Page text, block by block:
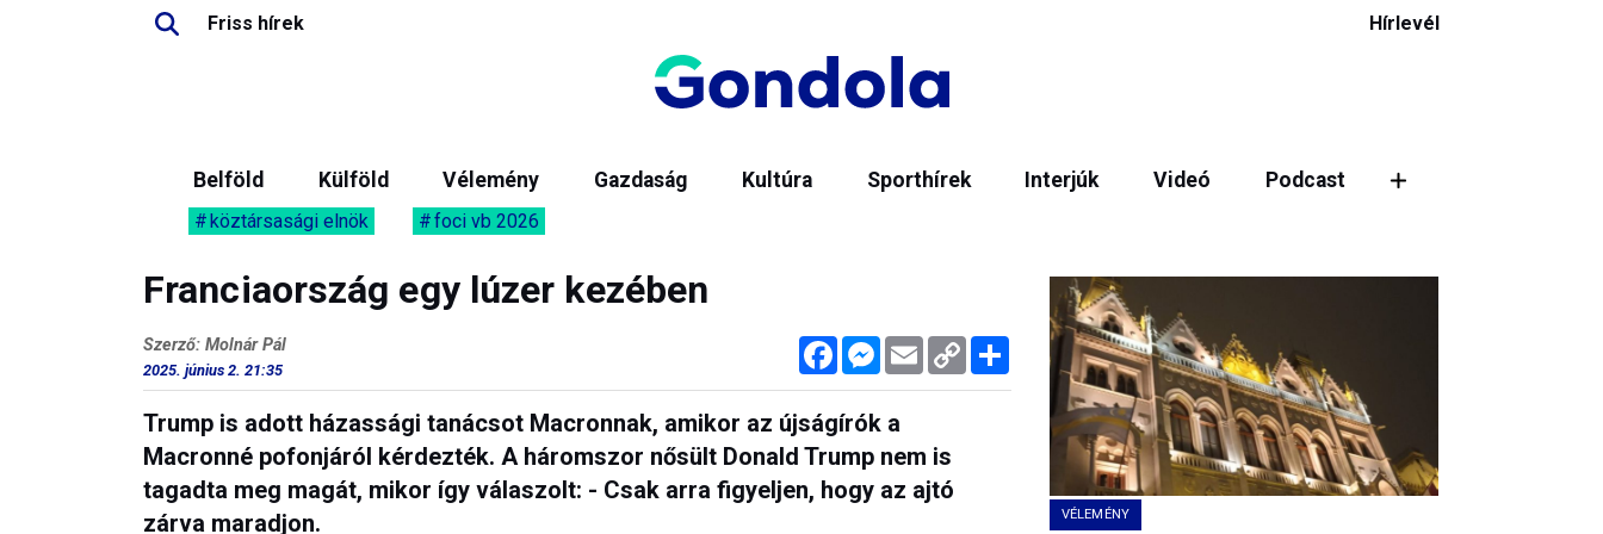
Friss hírek Hírlevél
Belföld Külföld Vélemény Gazdaság Kultúra Sporthírek Interjúk Videó Podcast
köztársasági elnök foci vb 2026
Franciaország egy lúzer kezében
FacebookMessenger
Email Copy
Link
Megosztás
Szerző: Molnár Pál
2025. június 2. 21:35
Trump is adott házassági tanácsot Macronnak, amikor az újságírók a
Macronné pofonjáról kérdezték. A háromszor nősült Donald Trump nem is
tagadta meg magát, mikor így válaszolt: - Csak arra figyeljen, hogy az ajtó
zárva maradjon.
VÉLEMÉNY